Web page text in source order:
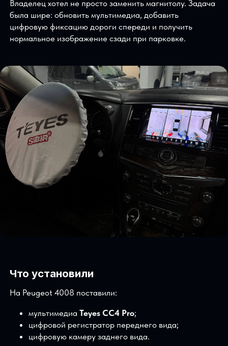
регистратор и как сделать так, чтобы система
работала стабильно.
Владелец хотел не просто заменить магнитолу.
цифровую фиксацию дороги спереди и получить
нормальное изображение сзади при парковке.
Что установили